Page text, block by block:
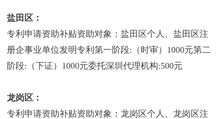
盐田区：
专利申请资助补贴资助对象：盐田区个人、盐田区注
册企事业单位发明专利第一阶段:（时审）1000元第二
阶段:（下证）1000元委托深圳代理机构:500元
龙岗区：
专利申请资助补贴资助对象：龙岗区个人、龙岗区注